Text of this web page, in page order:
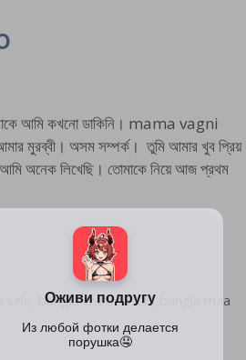
আমি কখনো ডাকিনি। mama vagni
মুরব্বী। অসম সম্পর্ক। তুমি আমার খুব প্রিয়
আমি অনেক লিখেছি। তোমাকে নিয়ে আজ প্রথম
bangla choti sasuri,
bangla maa